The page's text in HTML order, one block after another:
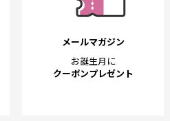
メールマガジン
お誕生月に
クーポンプレゼント